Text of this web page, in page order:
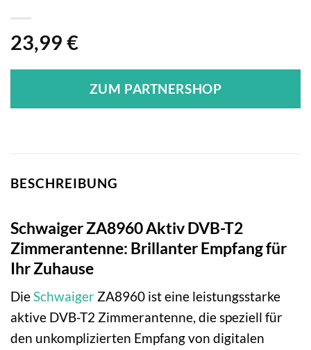
23,99 €
ZUM PARTNERSHOP
BESCHREIBUNG
Schwaiger ZA8960 Aktiv DVB-T2
Zimmerantenne: Brillanter Empfang für
Ihr Zuhause
DieSchwaiger ZA8960 ist eine leistungsstarke
aktive DVB-T2 Zimmerantenne, die speziell für
den unkomplizierten Empfang von digitalen